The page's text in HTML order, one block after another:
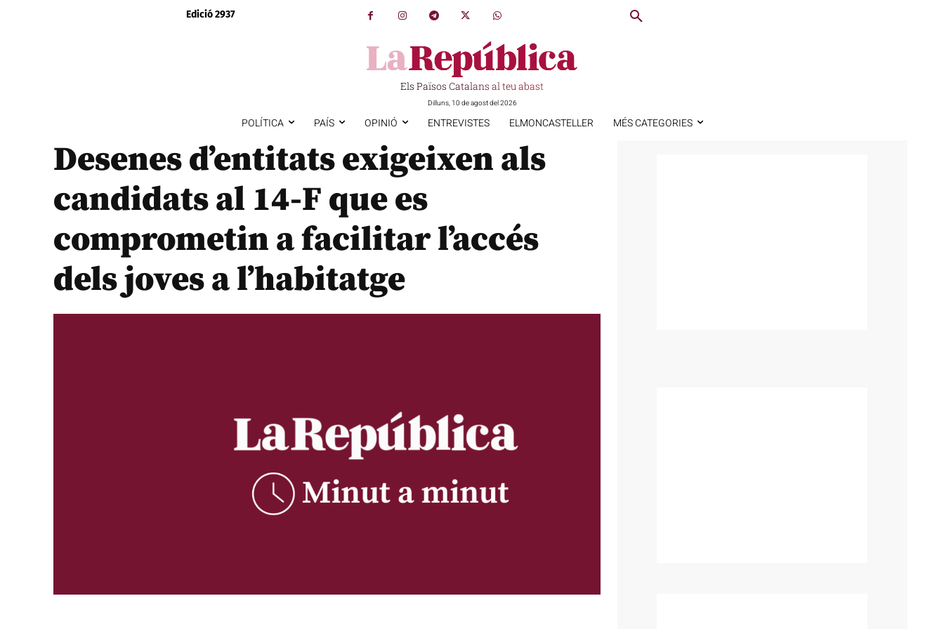
Edició 2937
Els Països Catalans al teu abast
Dilluns, 10 de agost del 2026
POLÍTICA PAÍS OPINIÓ ENTREVISTES ELMONCASTELLER MÉS CATEGORIES
Desenes d’entitats exigeixen als
candidats al 14-F que es
comprometin a facilitar l’accés
dels joves a l’habitatge